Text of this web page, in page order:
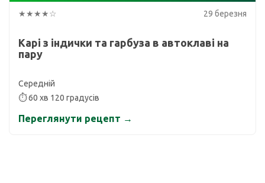
★★★★☆ 29 березня
Карі з індички та гарбуза в автоклаві на
пару
Середній
⏱ 60 хв 120 градусів
Переглянути рецепт →